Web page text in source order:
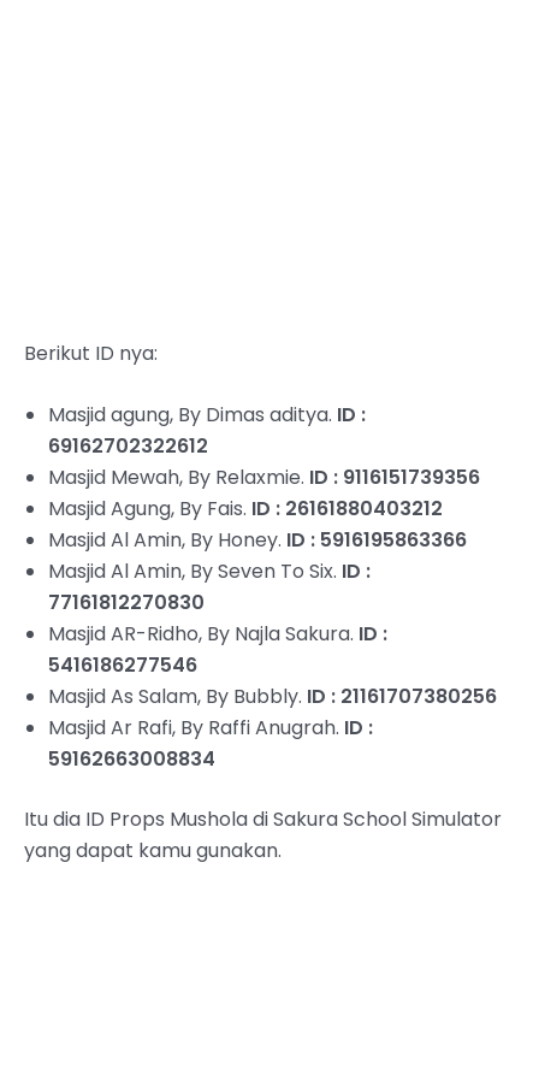
Berikut ID nya:
Masjid agung, By Dimas aditya. ID :
69162702322612
Masjid Mewah, By Relaxmie. ID : 9116151739356
Masjid Agung, By Fais. ID : 26161880403212
Masjid Al Amin, By Honey. ID : 5916195863366
Masjid Al Amin, By Seven To Six. ID :
77161812270830
Masjid AR-Ridho, By Najla Sakura. ID :
5416186277546
Masjid As Salam, By Bubbly. ID : 21161707380256
Masjid Ar Rafi, By Raffi Anugrah. ID :
59162663008834
Itu dia ID Props Mushola di Sakura School Simulator
yang dapat kamu gunakan.